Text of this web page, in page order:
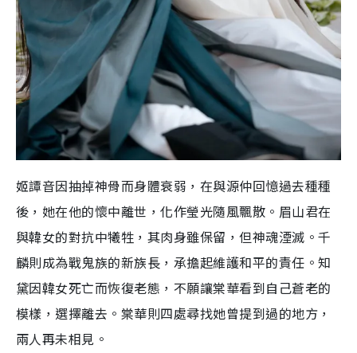
姬譚音因抽掉神骨而身體衰弱，在與源仲回憶過去種種
後，她在他的懷中離世，化作瑩光隨風飄散。眉山君在
與韓女的對抗中犧牲，其肉身雖保留，但神魂湮滅。千
麟則成為戰鬼族的新族長，承擔起維護和平的責任。知
黛因韓女死亡而恢復老態，不願讓棠華看到自己蒼老的
模樣，選擇離去。棠華則四處尋找她曾提到過的地方，
兩人再未相見。